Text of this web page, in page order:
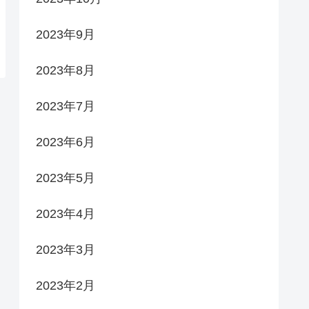
2023年9月
2023年8月
2023年7月
2023年6月
2023年5月
2023年4月
2023年3月
2023年2月